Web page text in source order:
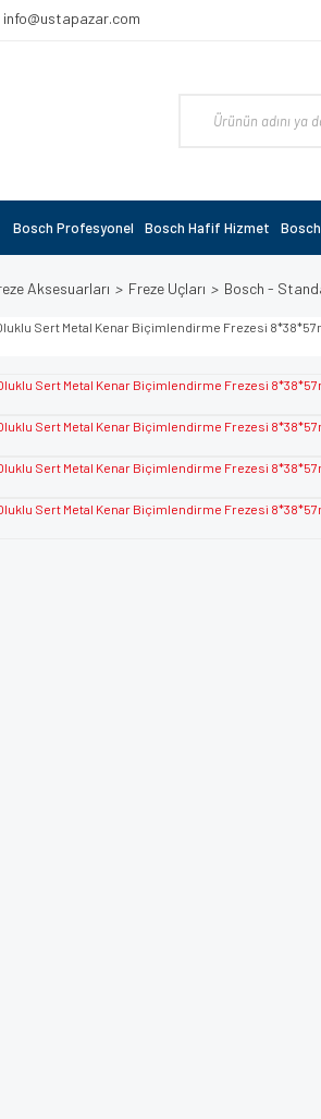
info@ustapazar.com
Bosch Profesyonel Bosch Hafif Hizmet
Aksesuarları Freze Uçları Bosch -